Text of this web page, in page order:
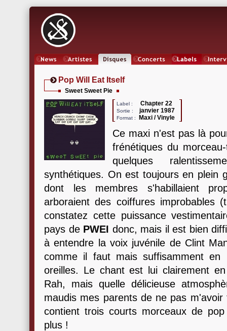
Pop Will Eat Itself
Sweet Sweet Pie
Label : Chapter 22
Sortie : janvier 1987
Format : Maxi / Vinyle
Ce maxi n'est pas là
frénétiques du
quelques
synthétiques. On est toujours en plein
dont les membres s'habillaient
arboraient des coiffures improbables
constatez cette puissance
pays de PWEI donc, mais il est bien
à entendre la voix juvénile de Clint
comme il faut mais suffisamment
oreilles. Le chant est lui clairement
Rah, mais quelle délicieuse
maudis mes parents de ne pas
contient trois courts morceaux de
plus !